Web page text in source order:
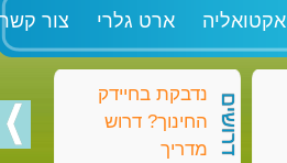
אקטואליה ארט גלרי צור
נדבקת בחיידק
החינוך? דרוש
מדריך
דרושים דרושים